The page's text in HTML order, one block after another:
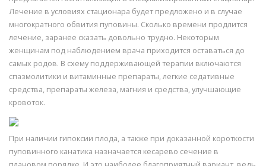
Лечение в условиях стационара будет предложено и в случае
многократного обвития пуповины. Сколько времени продлится
лечение, заранее сказать довольно трудно. Некоторым
женщинам под наблюдением врача приходится оставаться до
самых родов. В схему поддерживающей терапии включаются
спазмолитики и витаминные препараты, легкие седативные
средства, препараты железа, магния и средства, улучшающие
кровоток.
При наличии гипоксии плода, а также при доказанной короткости
пуповинного канатика назначается кесарево сечение в